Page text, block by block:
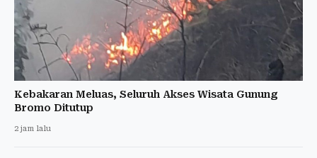
Kebakaran Meluas, Seluruh Akses Wisata Gunung
Bromo Ditutup
2 jam lalu